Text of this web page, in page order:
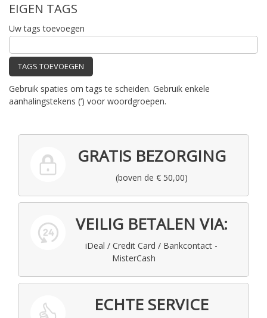
EIGEN TAGS
Uw tags toevoegen
TAGS TOEVOEGEN
Gebruik spaties om tags te scheiden. Gebruik enkele
aanhalingstekens (‘) voor woordgroepen.
GRATIS BEZORGING
(boven de € 50,00)
VEILIG BETALEN VIA:
iDeal / Credit Card / Bankcontact -
MisterCash
ECHTE SERVICE